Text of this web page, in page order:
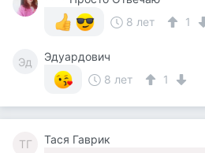
8 лет
1
Эд
Эдуардович
8 лет
1
ТГ Тася Гаврик